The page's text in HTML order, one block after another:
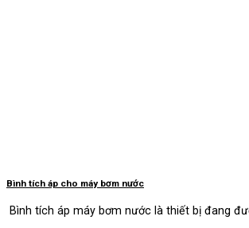
Bình tích áp cho máy bơm nước
Bình tích áp máy bơm nước là thiết bị đang